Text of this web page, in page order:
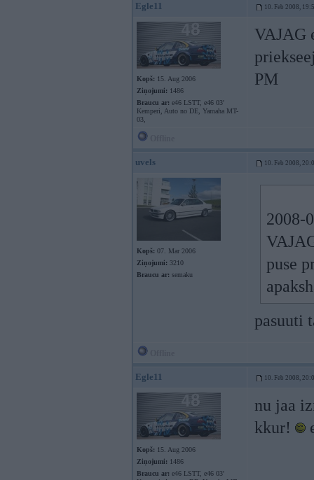
Egle11 10. Feb 2008,
Kopš: 15. Aug 2006
Ziņojumi: 1486
Braucu ar: e46 LSTT, e46 03'
Kemperi, Auto no DE, Yamaha MT-
03,
VAJAG
PM
uvels 10. Feb 2008,
Kopš: 07. Mar 2006
Ziņojumi: 3210
Braucu ar: semaku
2008-
puse
pasuuti
Egle11 10. Feb 2008,
Kopš: 15. Aug 2006
Ziņojumi: 1486
Braucu ar: e46 LSTT, e46 03'
nu jaa
kkur!